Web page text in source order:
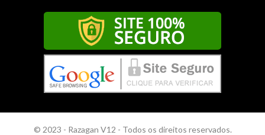
© 2023 - Razagan V12 - Todos os direitos reservados.​​